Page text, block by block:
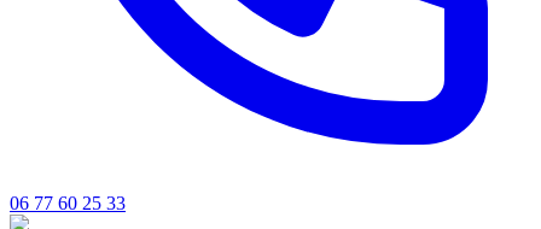
06 77 60 25 33